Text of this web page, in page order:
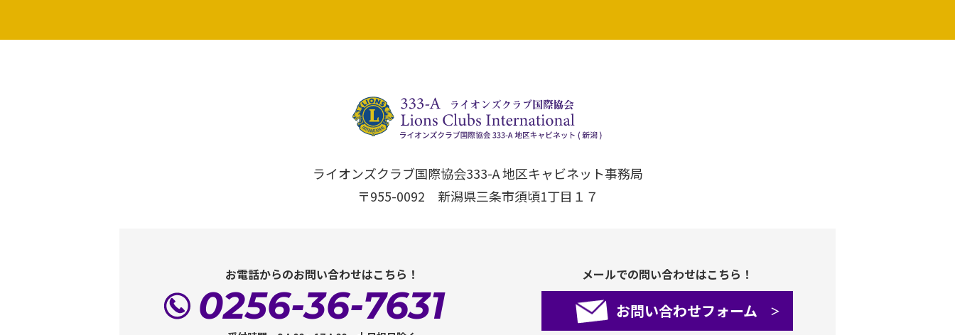
ライオンズクラブ国際協会333-A 地区キャビネット事務局
〒955-0092 新潟県三条市須頃1丁目１７
お電話からのお問い合わせはこちら！
0256-36-7631
メールでの問い合わせはこちら！
お問い合わせフォーム